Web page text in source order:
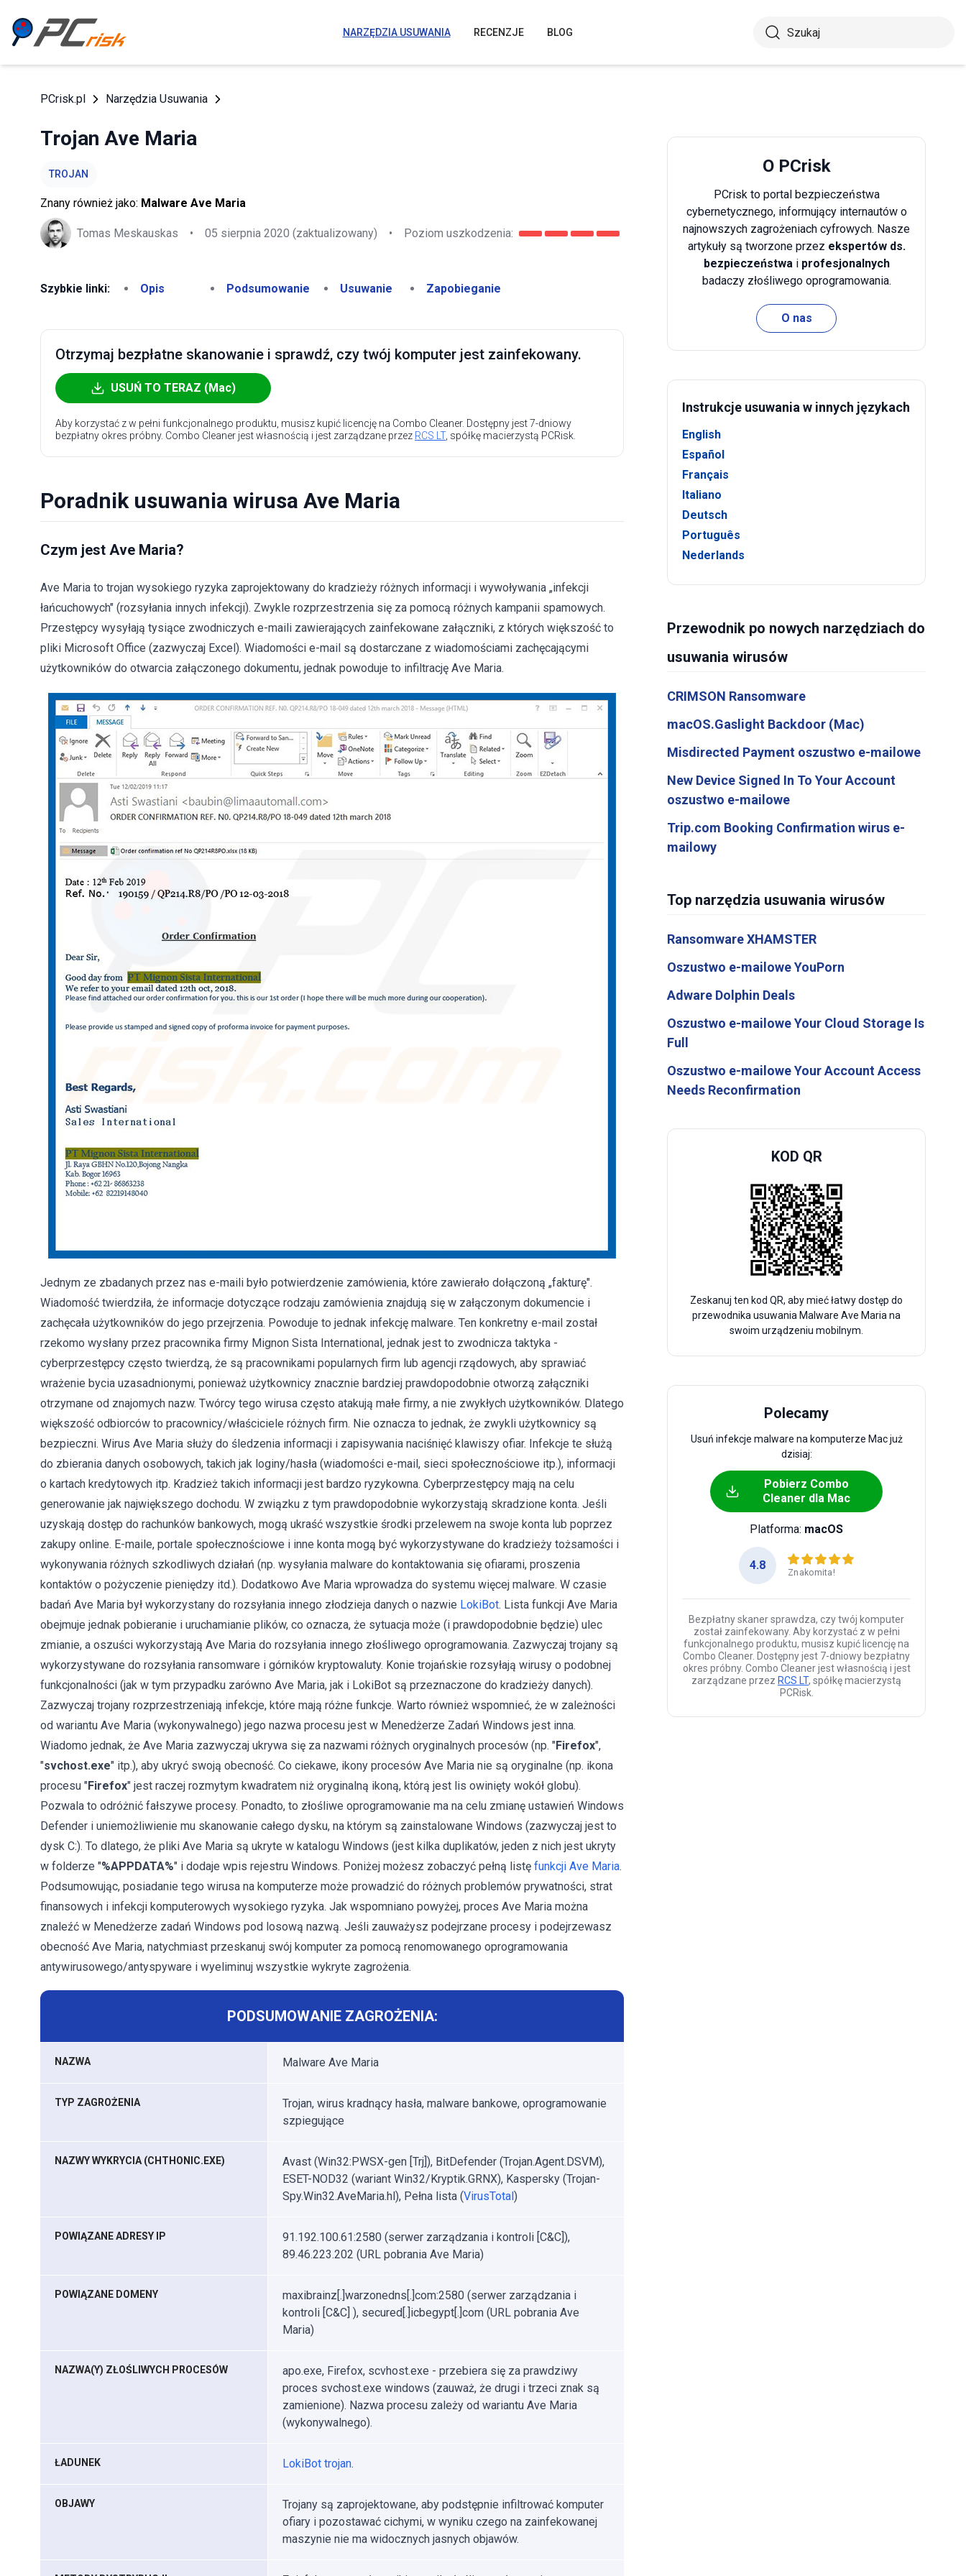
NARZĘDZIA USUWANIA RECENZJE BLOG
PCrisk.pl Narzędzia Usuwania
Trojan Ave Maria
TROJAN
Znany również jako: Malware Ave Maria
Tomas Meskauskas • 05 sierpnia 2020 (zaktualizowany) • Poziom uszkodzenia:
Szybkie linki: Opis Podsumowanie Usuwanie Zapobieganie
Otrzymaj bezpłatne skanowanie i sprawdź, czy twój komputer jest zainfekowany.
USUŃ TO TERAZ (Mac)
Aby korzystać z w pełni funkcjonalnego produktu, musisz kupić licencję na Combo Cleaner. Dostępny jest 7-dniowy
bezpłatny okres próbny. Combo Cleaner jest własnością i jest zarządzane przez RCS LT, spółkę macierzystą PCRisk.
Poradnik usuwania wirusa Ave Maria
Czym jest Ave Maria?
Ave Maria to trojan wysokiego ryzyka zaprojektowany do kradzieży różnych informacji i wywoływania „infekcji
łańcuchowych" (rozsyłania innych infekcji). Zwykle rozprzestrzenia się za pomocą różnych kampanii spamowych.
Przestępcy wysyłają tysiące zwodniczych e-maili zawierających zainfekowane załączniki, z których większość to
pliki Microsoft Office (zazwyczaj Excel). Wiadomości e-mail są dostarczane z wiadomościami zachęcającymi
użytkowników do otwarcia załączonego dokumentu, jednak powoduje to infiltrację Ave Maria.
Jednym ze zbadanych przez nas e-maili było potwierdzenie zamówienia, które zawierało dołączoną „fakturę".
Wiadomość twierdziła, że informacje dotyczące rodzaju zamówienia znajdują się w załączonym dokumencie i
zachęcała użytkowników do jego przejrzenia. Powoduje to jednak infekcję malware. Ten konkretny e-mail został
rzekomo wysłany przez pracownika firmy Mignon Sista International, jednak jest to zwodnicza taktyka -
cyberprzestępcy często twierdzą, że są pracownikami popularnych firm lub agencji rządowych, aby sprawiać
wrażenie bycia uzasadnionymi, ponieważ użytkownicy znacznie bardziej prawdopodobnie otworzą załączniki
otrzymane od znajomych nazw. Twórcy tego wirusa często atakują małe firmy, a nie zwykłych użytkowników. Dlatego
większość odbiorców to pracownicy/właściciele różnych firm. Nie oznacza to jednak, że zwykli użytkownicy są
bezpieczni. Wirus Ave Maria służy do śledzenia informacji i zapisywania naciśnięć klawiszy ofiar. Infekcje te służą
do zbierania danych osobowych, takich jak loginy/hasła (wiadomości e-mail, sieci społecznościowe itp.), informacji
o kartach kredytowych itp. Kradzież takich informacji jest bardzo ryzykowna. Cyberprzestępcy mają na celu
generowanie jak największego dochodu. W związku z tym prawdopodobnie wykorzystają skradzione konta. Jeśli
uzyskają dostęp do rachunków bankowych, mogą ukraść wszystkie środki przelewem na swoje konta lub poprzez
zakupy online. E-maile, portale społecznościowe i inne konta mogą być wykorzystywane do kradzieży tożsamości i
wykonywania różnych szkodliwych działań (np. wysyłania malware do kontaktowania się ofiarami, proszenia
kontaktów o pożyczenie pieniędzy itd.). Dodatkowo Ave Maria wprowadza do systemu więcej malware. W czasie
badań Ave Maria był wykorzystany do rozsyłania innego złodzieja danych o nazwie LokiBot. Lista funkcji Ave Maria
obejmuje jednak pobieranie i uruchamianie plików, co oznacza, że ​​sytuacja może (i prawdopodobnie będzie) ulec
zmianie, a oszuści wykorzystają Ave Maria do rozsyłania innego złośliwego oprogramowania. Zazwyczaj trojany są
wykorzystywane do rozsyłania ransomware i górników kryptowaluty. Konie trojańskie rozsyłają wirusy o podobnej
funkcjonalności (jak w tym przypadku zarówno Ave Maria, jak i LokiBot są przeznaczone do kradzieży danych).
Zazwyczaj trojany rozprzestrzeniają infekcje, które mają różne funkcje. Warto również wspomnieć, że w zależności
od wariantu Ave Maria (wykonywalnego) jego nazwa procesu jest w Menedżerze Zadań Windows jest inna.
Wiadomo jednak, że Ave Maria zazwyczaj ukrywa się za nazwami różnych oryginalnych procesów (np. "Firefox",
"svchost.exe" itp.), aby ukryć swoją obecność. Co ciekawe, ikony procesów Ave Maria nie są oryginalne (np. ikona
procesu "Firefox" jest raczej rozmytym kwadratem niż oryginalną ikoną, którą jest lis owinięty wokół globu).
Pozwala to odróżnić fałszywe procesy. Ponadto, to złośliwe oprogramowanie ma na celu zmianę ustawień Windows
Defender i uniemożliwienie mu skanowanie całego dysku, na którym są zainstalowane Windows (zazwyczaj jest to
dysk C:). To dlatego, że pliki Ave Maria są ukryte w katalogu Windows (jest kilka duplikatów, jeden z nich jest ukryty
w folderze "%APPDATA%" i dodaje wpis rejestru Windows. Poniżej możesz zobaczyć pełną listę funkcji Ave Maria.
Podsumowując, posiadanie tego wirusa na komputerze może prowadzić do różnych problemów prywatności, strat
finansowych i infekcji komputerowych wysokiego ryzyka. Jak wspomniano powyżej, proces Ave Maria można
znaleźć w Menedżerze zadań Windows pod losową nazwą. Jeśli zauważysz podejrzane procesy i podejrzewasz
obecność Ave Maria, natychmiast przeskanuj swój komputer za pomocą renomowanego oprogramowania
antywirusowego/antyspyware i wyeliminuj wszystkie wykryte zagrożenia.
PODSUMOWANIE ZAGROŻENIA:
NAZWA Malware Ave Maria
TYP ZAGROŻENIA
Trojan, wirus kradnący hasła, malware bankowe, oprogramowanie
szpiegujące
NAZWY WYKRYCIA (CHTHONIC.EXE)
Avast (Win32:PWSX-gen [Trj]), BitDefender (Trojan.Agent.DSVM),
ESET-NOD32 (wariant Win32/Kryptik.GRNX), Kaspersky (Trojan-
Spy.Win32.AveMaria.hl), Pełna lista (VirusTotal)
POWIĄZANE ADRESY IP
91.192.100.61:2580 (serwer zarządzania i kontroli [C&C]),
89.46.223.202 (URL pobrania Ave Maria)
POWIĄZANE DOMENY
maxibrainz[.]warzonedns[.]com:2580 (serwer zarządzania i
kontroli [C&C] ), secured[.]icbegypt[.]com (URL pobrania Ave
Maria)
NAZWA(Y) ZŁOŚLIWYCH PROCESÓW
apo.exe, Firefox, scvhost.exe - przebiera się za prawdziwy
proces svchost.exe windows (zauważ, że drugi i trzeci znak są
zamienione). Nazwa procesu zależy od wariantu Ave Maria
(wykonywalnego).
ŁADUNEK LokiBot trojan.
OBJAWY
Trojany są zaprojektowane, aby podstępnie infiltrować komputer
ofiary i pozostawać cichymi, w wyniku czego na zainfekowanej
maszynie nie ma widocznych jasnych objawów.
O PCrisk
PCrisk to portal bezpieczeństwa
cybernetycznego, informujący internautów o
najnowszych zagrożeniach cyfrowych. Nasze
artykuły są tworzone przez ekspertów ds.
bezpieczeństwai profesjonalnych
badaczy złośliwego oprogramowania.
O nas
Instrukcje usuwania w innych językach
English
Español
Français
Italiano
Deutsch
Português
Nederlands
Przewodnik po nowych narzędziach do
usuwania wirusów
CRIMSON Ransomware
macOS.Gaslight Backdoor (Mac)
Misdirected Payment oszustwo e-mailowe
New Device Signed In To Your Account
oszustwo e-mailowe
Trip.com Booking Confirmation wirus e-
mailowy
Top narzędzia usuwania wirusów
Ransomware XHAMSTER
Oszustwo e-mailowe YouPorn
Adware Dolphin Deals
Oszustwo e-mailowe Your Cloud Storage Is
Full
Oszustwo e-mailowe Your Account Access
Needs Reconfirmation
KOD QR
Zeskanuj ten kod QR, aby mieć łatwy dostęp do
przewodnika usuwania Malware Ave Maria na
swoim urządzeniu mobilnym.
Polecamy
Usuń infekcje malware na komputerze Mac już
dzisiaj:
Pobierz Combo
Cleaner dla Mac
Platforma: macOS
4.8
Znakomita!
Bezpłatny skaner sprawdza, czy twój komputer
został zainfekowany. Aby korzystać z w pełni
funkcjonalnego produktu, musisz kupić licencję na
Combo Cleaner. Dostępny jest 7-dniowy bezpłatny
okres próbny. Combo Cleaner jest własnością i jest
zarządzane przez RCS LT, spółkę macierzystą
PCRisk.